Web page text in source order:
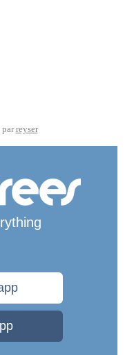
parreyser